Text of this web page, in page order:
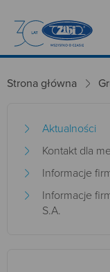
Strona główna
Aktualności
Kontakt dla
Informacje
Informacje
S.A.